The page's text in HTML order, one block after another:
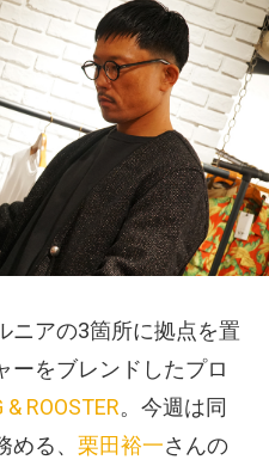
ニアの3箇所に拠点を置
ーをブレンドしたプロ
& ROOSTER。今週は同
る、 栗田裕一さんの